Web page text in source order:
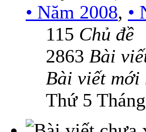
• Năm 2008, •
115 Chủ đề
2863 Bài
Bài viết mới
Thứ 5